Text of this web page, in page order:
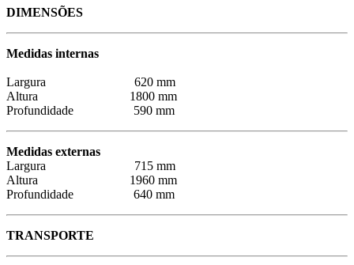
DIMENSÕES
Medidas internas
Largura 620 mm
Altura 1800 mm
Profundidade 590 mm
Medidas externas
Largura 715 mm
Altura 1960 mm
Profundidade 640 mm
TRANSPORTE